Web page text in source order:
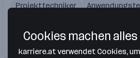
Projekttechniker
Vertrieb
Cookies machen
karriere.at verwendet Cookies,